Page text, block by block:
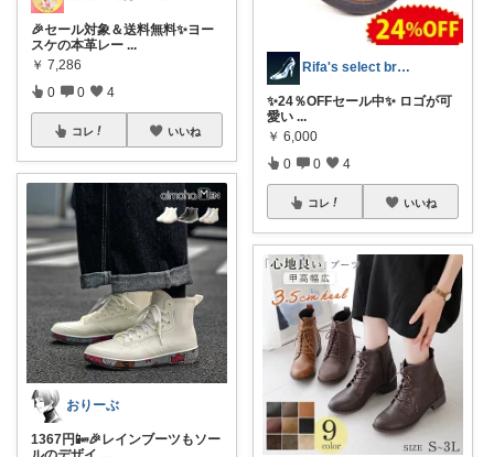
🎉セール対象＆送料無料✨ヨー
スケの本革レー ...
￥ 7,286
0 0 4
コレ いいね
おりーぶ
1367円📴🎉レインブーツもソー
Rifa's select branch
✨24％OFFセール中✨ ロゴが可
愛い ...
￥ 6,000
0 0 4
コレ いいね